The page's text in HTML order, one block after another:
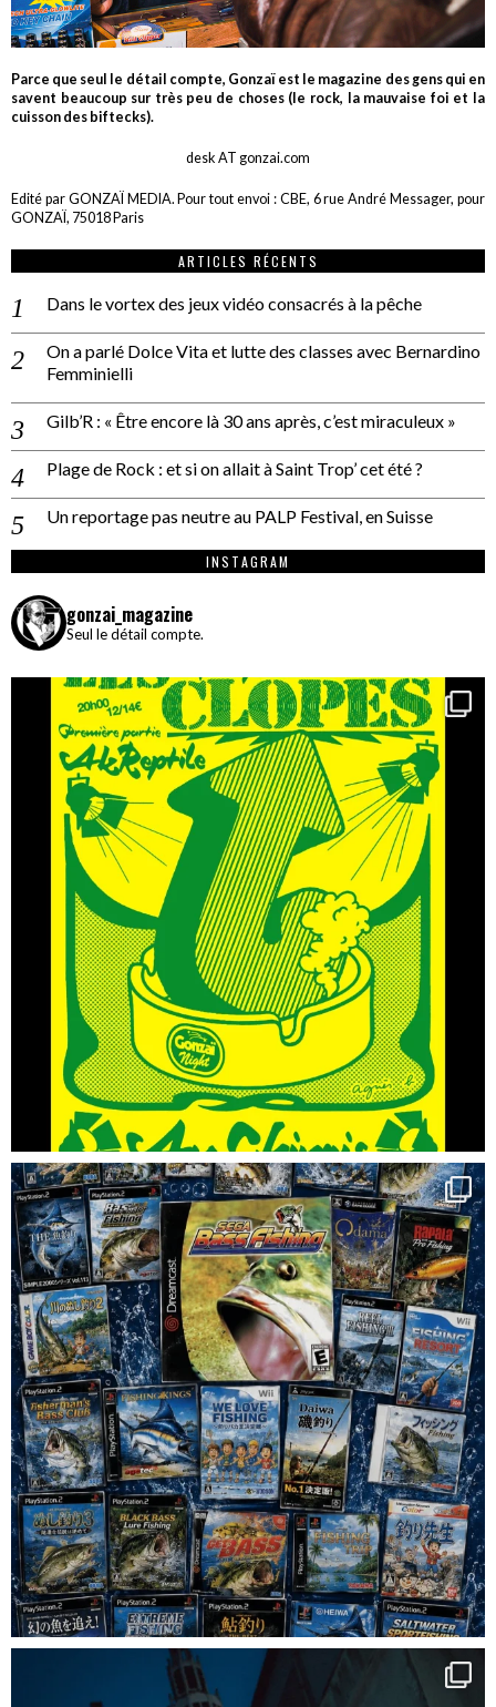
Parce que seul le détail compte, Gonzaï est le magazine des gens qui en
savent beaucoup sur très peu de choses (le rock, la mauvaise foi et la
cuisson des biftecks).
desk AT gonzai.com
Edité par GONZAÏ MEDIA. Pour tout envoi : CBE, 6 rue André Messager, pour
GONZAÏ, 75018 Paris
ARTICLES RÉCENTS
Dans le vortex des jeux vidéo consacrés à la pêche
On a parlé Dolce Vita et lutte des classes avec Bernardino
Femminielli
Gilb’R : « Être encore là 30 ans après, c’est miraculeux »
Plage de Rock : et si on allait à Saint Trop’ cet été ?
Un reportage pas neutre au PALP Festival, en Suisse
INSTAGRAM
gonzai_magazine
Seul le détail compte.